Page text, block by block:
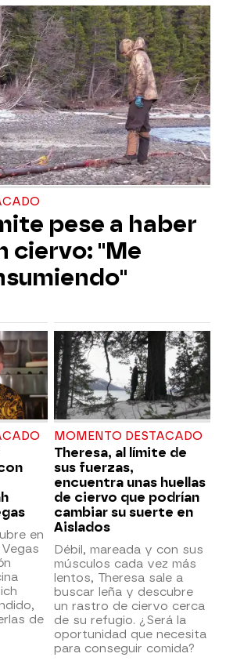
pese a haber
ciervo: "Me
en
de
MOMENTO DESTACADO
Theresa, al límite de
sus fuerzas,
encuentra unas huellas
de ciervo que podrían
cambiar su suerte en
Aislados
Débil, mareada y con sus
músculos cada vez más
lentos, Theresa sale a
buscar leña y descubre
un rastro de ciervo cerca
de su refugio. ¿Será la
oportunidad que necesita
para conseguir comida?